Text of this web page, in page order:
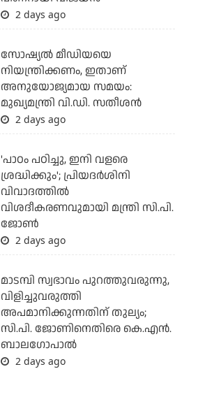
2 days ago
സോഷ്യല്‍ മീഡിയയെ
നിയന്ത്രിക്കണം, ഇതാണ്
അനുയോജ്യമായ സമയം:
മുഖ്യമന്ത്രി വി.ഡി. സതീശന്‍
2 days ago
'പാഠം പഠിച്ചു, ഇനി വളരെ
ശ്രദ്ധിക്കും'; പ്രിയദര്‍ശിനി
വിവാദത്തില്‍
വിശദീകരണവുമായി മന്ത്രി സി.പി.
ജോണ്‍
2 days ago
മാടമ്പി സ്വഭാവം പുറത്തുവരുന്നു,
വിളിച്ചുവരുത്തി
അപമാനിക്കുന്നതിന് തുല്യം;
സി.പി. ജോണിനെതിരെ കെ.എന്‍.
ബാലഗോപാല്‍
2 days ago